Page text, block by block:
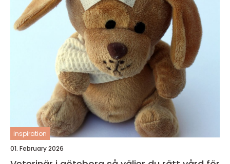
inspiration
01. February 2026